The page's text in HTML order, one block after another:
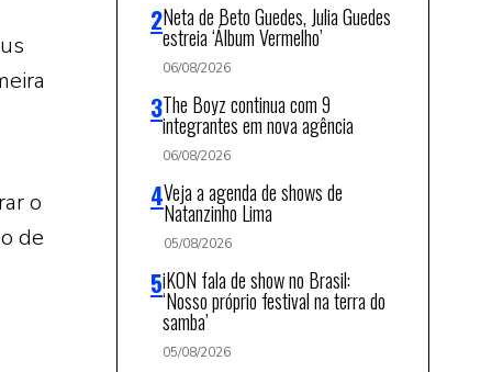
o
de
Neta de Beto Guedes, Julia Guedes
estreia ‘Álbum Vermelho’
06/08/2026
The Boyz continua com 9
integrantes em nova agência
06/08/2026
Veja a agenda de shows de
Natanzinho Lima
05/08/2026
iKON fala de show no Brasil:
‘Nosso próprio festival na terra do
samba’
05/08/2026